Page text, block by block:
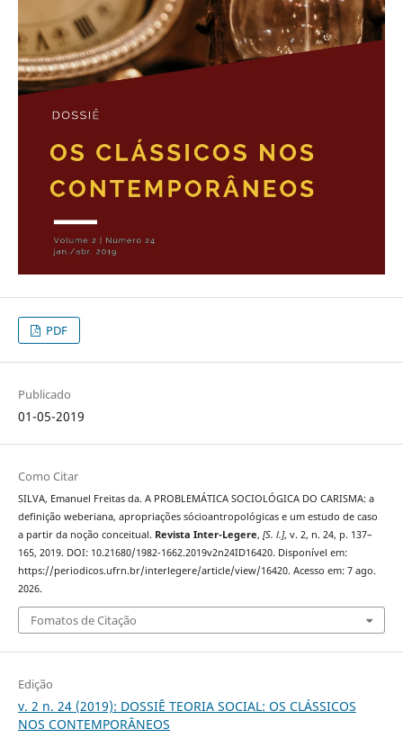
PDF
Publicado
01-05-2019
Como Citar
SILVA, Emanuel Freitas da. A PROBLEMÁTICA SOCIOLÓGICA DO CARISMA: a
definição weberiana, apropriações sócioantropológicas e um estudo de caso
a partir da noção conceitual. Revista Inter-Legere, [S. l.], v. 2, n. 24, p. 137–
165, 2019. DOI: 10.21680/1982-1662.2019v2n24ID16420. Disponível em:
https://periodicos.ufrn.br/interlegere/article/view/16420. Acesso em: 7 ago.
2026.
Fomatos de Citação
Edição
v. 2 n. 24 (2019): DOSSIÊ TEORIA SOCIAL: OS CLÁSSICOS
NOS CONTEMPORÂNEOS